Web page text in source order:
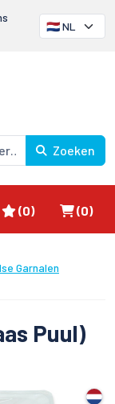
Zoeken
Favorieten
(0) (0)
Garnalen
Puul)